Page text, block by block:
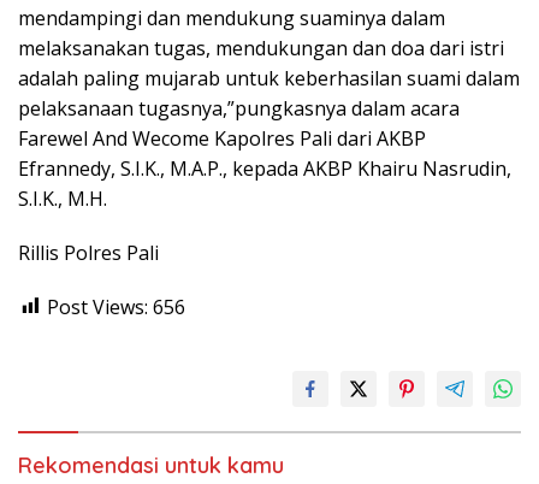
mendampingi dan mendukung suaminya dalam
melaksanakan tugas, mendukungan dan doa dari istri
adalah paling mujarab untuk keberhasilan suami dalam
pelaksanaan tugasnya,”pungkasnya dalam acara
Farewel And Wecome Kapolres Pali dari AKBP
Efrannedy, S.I.K., M.A.P., kepada AKBP Khairu Nasrudin,
S.I.K., M.H.
Rillis Polres Pali
Post Views: 656
Rekomendasi untuk kamu